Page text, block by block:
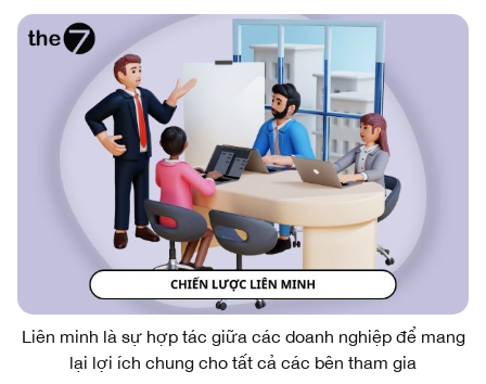
Liên minh là sự hợp tác giữa các doanh nghiệp để mang
lại lợi ích chung cho tất cả các bên tham gia